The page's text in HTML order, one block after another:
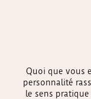
Quoi que vous
personnalité
le sens